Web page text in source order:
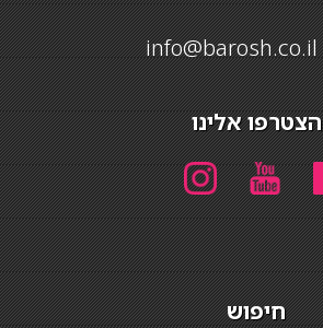
info@barosh.co.il
הצטרפו אלינו
חיפוש